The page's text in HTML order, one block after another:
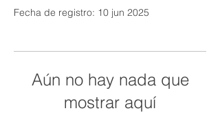
Fecha de registro: 10 jun 2025
Aún no hay nada que
mostrar aquí